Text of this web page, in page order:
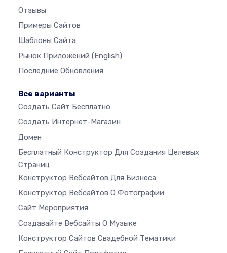
Отзывы
Примеры Сайтов
Шаблоны Сайта
Рынок Приложений (English)
Последние Обновления
Все варианты
Создать Сайт Бесплатно
Создать Интернет-Магазин
Домен
Бесплатный Конструктор Для Создания Целевых
Страниц
Конструктор Вебсайтов Для Бизнеса
Конструктор Вебсайтов О Фотографии
Сайт Мероприятия
Создавайте Вебсайты О Музыке
Конструктор Сайтов Свадебной Тематики